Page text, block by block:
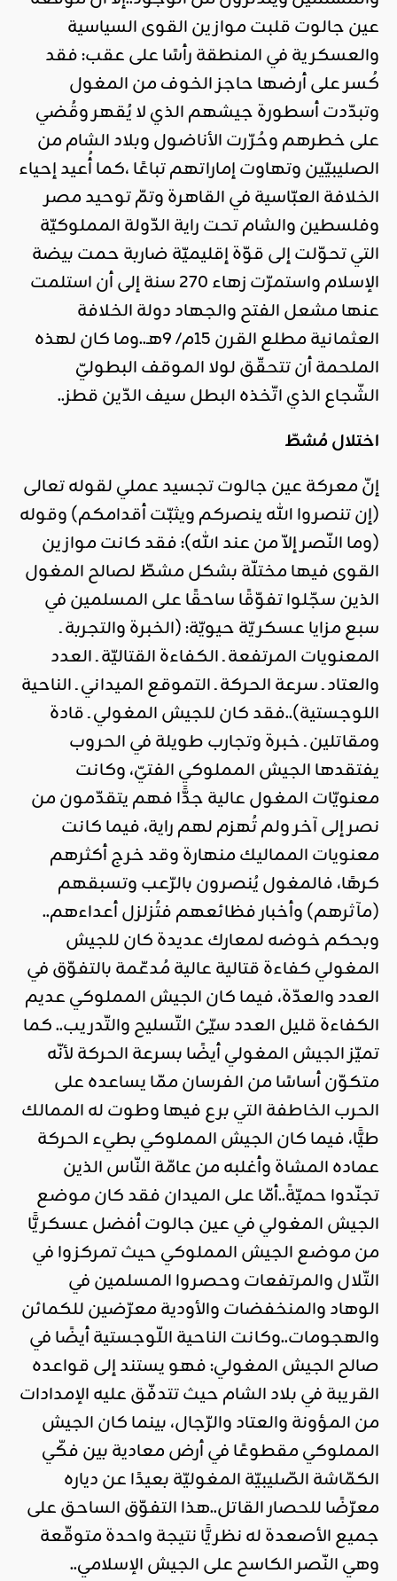
عين جالوت قلبت موازين القوى السياسية
والعسكرية في المنطقة رأسًا على عقب: فقد
كُسر على أرضها حاجز الخوف من المغول
وتبدّدت أسطورة جيشهم الذي لا يُقهر وقُضي
على خطرهم وحُرّرت الأناضول وبلاد الشام من
الصليبيّين وتهاوت إماراتهم تباعًا ،كما أُعيد إحياء
الخلافة العبّاسية في القاهرة وتمّ توحيد مصر
وفلسطين والشام تحت راية الدّولة المملوكيّة
التي تحوّلت إلى قوّة إقليميّة ضاربة حمت بيضة
الإسلام واستمرّت زهاء 270 سنة إلى أن استلمت
عنها مشعل الفتح والجهاد دولة الخلافة
العثمانية مطلع القرن 15م/ 9هـ..وما كان لهذه
الملحمة أن تتحقّق لولا الموقف البطوليّ
الشّجاع الذي اتّخذه البطل سيف الدّين قطز..
اختلال مُشطّ
إنّ معركة عين جالوت تجسيد عملي لقوله تعالى
(إن تنصروا الله ينصركم ويثبّت أقدامكم) وقوله
(وما النّصر إلاّ من عند الله): فقد كانت موازين
القوى فيها مختلّة بشكل مشطّ لصالح المغول
الذين سجّلوا تفوّقًا ساحقًا على المسلمين في
سبع مزايا عسكريّة حيويّة: (الخبرة والتجربة ـ
المعنويات المرتفعة ـ الكفاءة القتاليّة ـ العدد
والعتاد ـ سرعة الحركة ـ التموقع الميداني ـ الناحية
اللوجستية)..فقد كان للجيش المغولي ـ قادة
ومقاتلين ـ خبرة وتجارب طويلة في الحروب
يفتقدها الجيش المملوكي الفتيّ، وكانت
معنويّات المغول عالية جدًّا فهم يتقدّمون من
نصر إلى آخر ولم تُهزم لهم راية، فيما كانت
معنويات المماليك منهارة وقد خرج أكثرهم
كرهًا، فالمغول يُنصرون بالرّعب وتسبقهم
(مآثرهم) وأخبار فظائعهم فتُزلزل أعداءهم..
وبحكم خوضه لمعارك عديدة كان للجيش
المغولي كفاءة قتالية عالية مُدعّمة بالتفوّق في
العدد والعدّة، فيما كان الجيش المملوكي عديم
الكفاءة قليل العدد سيّئ التّسليح والتّدريب.. كما
تميّز الجيش المغولي أيضًا بسرعة الحركة لأنّه
متكوّن أساسًا من الفرسان ممّا يساعده على
الحرب الخاطفة التي برع فيها وطوت له الممالك
طيًّا، فيما كان الجيش المملوكي بطيء الحركة
عماده المشاة وأغلبه من عامّة النّاس الذين
تجنّدوا حميّةً..أمّا على الميدان فقد كان موضع
الجيش المغولي في عين جالوت أفضل عسكريًّا
من موضع الجيش المملوكي حيث تمركزوا في
التّلال والمرتفعات وحصروا المسلمين في
الوهاد والمنخفضات والأودية معرّضين للكمائن
والهجومات..وكانت الناحية اللّوجستية أيضًا في
صالح الجيش المغولي: فهو يستند إلى قواعده
القريبة في بلاد الشام حيث تتدفّق عليه الإمدادات
من المؤونة والعتاد والرّجال، بينما كان الجيش
المملوكي مقطوعًا في أرض معادية بين فكّي
الكمّاشة الصّليبيّة المغوليّة بعيدًا عن دياره
معرّضًا للحصار القاتل..هذا التفوّق الساحق على
جميع الأصعدة له نظريًّا نتيجة واحدة متوقّعة
وهي النّصر الكاسح على الجيش الإسلامي..